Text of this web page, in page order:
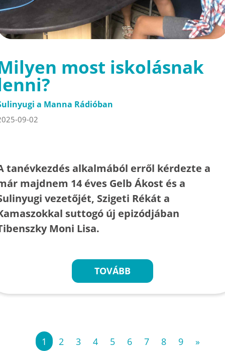
most iskolásnak
a Manna Rádióban
09-02
tanévkezdés alkalmából erről kérdezte a
majdnem 14 éves Gelb Ákost és a
vezetőjét, Szigeti Rékát a
suttogó új epizódjában
Moni Lisa.
TOVÁBB
1 2 3 4 5 6 7 8 9 »